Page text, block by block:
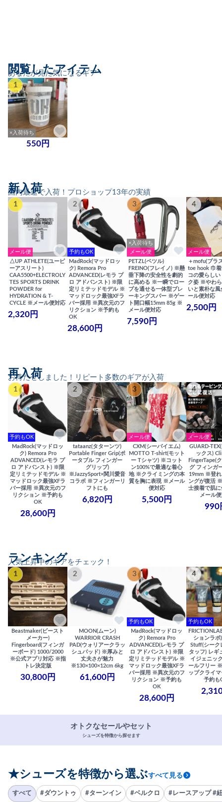
あなたが見た気になるギア
閲覧したアイテム
1
×入荷待ち
550円
国内最速で入荷！プロショップ13年の実績
新入荷
1
メール便
△UP ATHLETE(ユーピ
ーアスリート)
CAA5500+ELECTROLY
TES SPORTS DRINK
POWDER for
HYDRATION & T-
CYCLE ※メール便対応
2,320円
2
予約もOK
MadRock(マッドロッ
ク) Remora Pro
ADVANCED(レモラ プ
ロ アドバンスト) ※限
定リミテッドモデル ※
マッドロック最強XFラ
バー採用 ※異次元のフ
リクション ※予約も
OK
28,600円
3
×入荷待ち
メール便
PETZL(ペツル)
FREINO(フレイノ) ※懸
垂下降の安全性を劇的
に高める ※一瞬でロー
プを通せる一体型ブレ
ーキングスパー ※ゲー
ト開口幅15mm 85g ※
メール便対応
7,590円
4
メール便
＋mofu(プラ
toe hook 巾
コの愛らしい
ク姿 ※やわ
いと素朴な
ール便対応
2,500円
お待たせしました！リピート多数のギアが入荷
再入荷
1
予約もOK
MadRock(マッドロッ
ク) Remora Pro
ADVANCED(レモラ プ
ロ アドバンスト) ※限
定リミテッドモデル ※
マッドロック最強XFラ
バー採用 ※異次元のフ
リクション ※予約も
OK
28,600円
2
tataanz(タターンツ)
Portable Finger Grip(ポ
ータブル フィンガー
グリップ)
※JazzySport×関川愛音
コラボ ※フィンガーリ
フトにも
6,820円
3
メール便
CXM(シーバイエム)
MOTTO T-shirt(モット
ー Tシャツ) ※コット
ン100%で最適な着心
地 ※クライミングの本
質を胸に表現 ※メール
便対応
5,500円
4
メール便
GUARD-
ックス)
FingerTape(
グ フィンガ
19mm ※登れ
ングが復活
士接着で肌
メール
990
人気上昇中のギアをチェック！
ランキング
1
Beastmaker(ビースト
メーカー)
Fingerboard(フィンガ
ーボード) 1000/2000
※公式アプリ対応 ※指
トレ決定版
30,800円
2
MOON(ムーン)
WARRIOR CRASH
PAD(ウォリアークラッ
シュパッド) ※厚みと
丈夫さが魅力
※130×100×12cm 6kg
61,600円
3
予約もOK
MadRock(マッドロッ
ク) Remora Pro
ADVANCED(レモラ プ
ロ アドバンスト) ※限
定リミテッドモデル ※
マッドロック最強XFラ
バー採用 ※異次元のフ
リクション ※予約も
OK
28,600円
4
予約もOK
ションラボ
Stuff(シーク
タッフ) レギ
イジェニッ
ールフリー
ップクライ
予約も
オトクなセールやセット
シューズを特徴から探せます
★シューズを特徴から選ぶすべて見る
すべて #ダウントゥ #ターンイン #ベルクロ #レースアップ #